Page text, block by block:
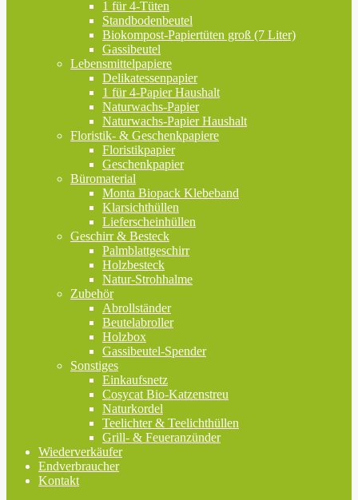
1 für 4-Tüten
Standbodenbeutel
Biokompost-Papiertüten groß (7 Liter)
Gassibeutel
Lebensmittelpapiere
Delikatessenpapier
1 für 4-Papier Haushalt
Naturwachs-Papier
Naturwachs-Papier Haushalt
Floristik- & Geschenkpapiere
Floristikpapier
Geschenkpapier
Büromaterial
Monta Biopack Klebeband
Klarsichthüllen
Lieferscheinhüllen
Geschirr & Besteck
Palmblattgeschirr
Holzbesteck
Natur-Strohhalme
Zubehör
Abrollständer
Beutelabroller
Holzbox
Gassibeutel-Spender
Sonstiges
Einkaufsnetz
Cosycat Bio-Katzenstreu
Naturkordel
Teelichter & Teelichthüllen
Grill- & Feueranzünder
Wiederverkäufer
Endverbraucher
Kontakt